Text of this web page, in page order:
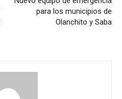
para los municipios de
Olanchito y Saba